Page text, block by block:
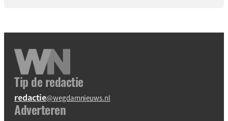
Tip de redactie
redactie@wegdamnieuws.nl
Adverteren